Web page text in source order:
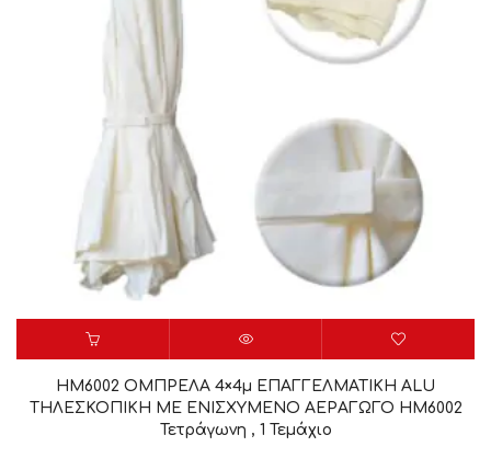
HM6002 ΟΜΠΡΕΛΑ 4×4μ ΕΠΑΓΓΕΛΜΑΤΙΚΗ ALU
ΤΗΛΕΣΚΟΠΙΚΗ ΜΕ ΕΝΙΣΧΥΜΕΝΟ ΑΕΡΑΓΩΓΟ HM6002
Τετράγωνη , 1 Τεμάχιο